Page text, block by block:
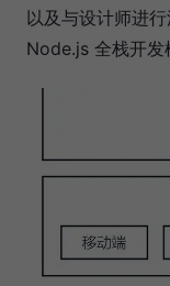
以及与设计师进
Node.js 全栈开发